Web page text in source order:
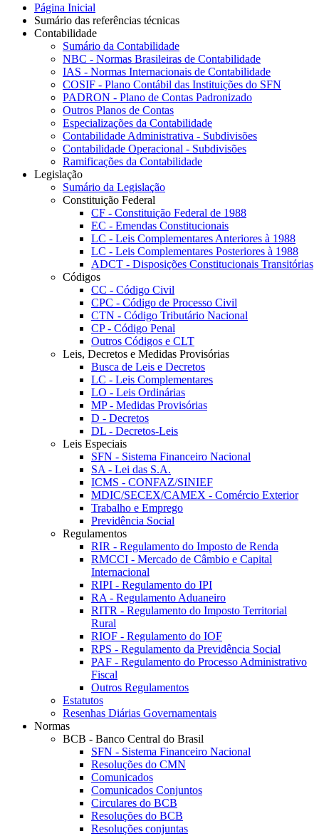
Página Inicial
Sumário das referências técnicas
Contabilidade
Sumário da Contabilidade
NBC - Normas Brasileiras de Contabilidade
IAS - Normas Internacionais de Contabilidade
COSIF - Plano Contábil das Instituições do SFN
PADRON - Plano de Contas Padronizado
Outros Planos de Contas
Especializações da Contabilidade
Contabilidade Administrativa - Subdivisões
Contabilidade Operacional - Subdivisões
Ramificações da Contabilidade
Legislação
Sumário da Legislação
Constituição Federal
CF - Constituição Federal de 1988
EC - Emendas Constitucionais
LC - Leis Complementares Anteriores à 1988
LC - Leis Complementares Posteriores à 1988
ADCT - Disposições Constitucionais Transitórias
Códigos
CC - Código Civil
CPC - Código de Processo Civil
CTN - Código Tributário Nacional
CP - Código Penal
Outros Códigos e CLT
Leis, Decretos e Medidas Provisórias
Busca de Leis e Decretos
LC - Leis Complementares
LO - Leis Ordinárias
MP - Medidas Provisórias
D - Decretos
DL - Decretos-Leis
Leis Especiais
SFN - Sistema Financeiro Nacional
SA - Lei das S.A.
ICMS - CONFAZ/SINIEF
MDIC/SECEX/CAMEX - Comércio Exterior
Trabalho e Emprego
Previdência Social
Regulamentos
RIR - Regulamento do Imposto de Renda
RMCCI - Mercado de Câmbio e Capital
Internacional
RIPI - Regulamento do IPI
RA - Regulamento Aduaneiro
RITR - Regulamento do Imposto Territorial
Rural
RIOF - Regulamento do IOF
RPS - Regulamento da Previdência Social
PAF - Regulamento do Processo Administrativo
Fiscal
Outros Regulamentos
Estatutos
Resenhas Diárias Governamentais
Normas
BCB - Banco Central do Brasil
SFN - Sistema Financeiro Nacional
Resoluções do CMN
Comunicados
Comunicados Conjuntos
Circulares do BCB
Resoluções do BCB
Resoluções conjuntas